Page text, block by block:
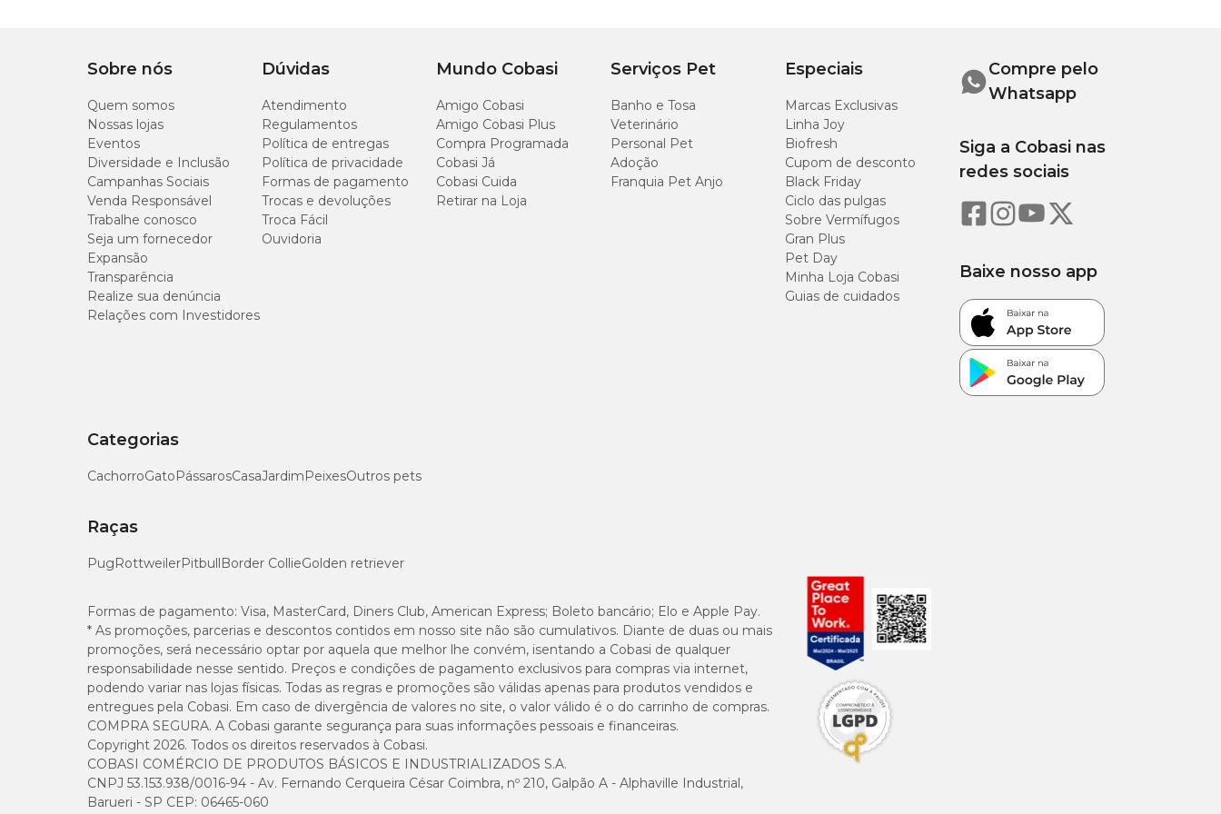
Tipo da guia Anti-impacto
Indicação Desenvolvida para acompanhar pets com muita disposição e energia.
Como escolher a guia ideal para o seu cachorro?
Selecionar a guia adequada faz toda a diferença para proporcionar passeios mais seguros e agradáveis. O modelo mais indicado deve levar em conta o porte
do pet, seu nível de energia e também o tipo de ambiente onde as caminhadas acontecem.
Escolha uma guia compatível com o porte
Antes de definir o modelo ideal, considere o tamanho e a força do seu cachorro. Cães maiores costumam exigir guias mais resistentes para garantir uma
condução segura, enquanto os de pequeno porte podem utilizar opções mais leves e confortáveis para o uso diário.
Priorize resistência e conforto
Além de segura, uma boa guia deve ser confortável para o uso frequente. Materiais duráveis e fechos de qualidade ajudam a aumentar a vida útil do
acessório, enquanto um acabamento bem elaborado contribui para passeios mais agradáveis e confiáveis.
Sobre nós
Quem somos
Nossas lojas
Eventos
Diversidade e Inclusão
Campanhas Sociais
Venda Responsável
Trabalhe conosco
Seja um fornecedor
Expansão
Transparência
Realize sua denúncia
Relações com Investidores
Dúvidas
Atendimento
Regulamentos
Política de entregas
Política de privacidade
Formas de pagamento
Trocas e devoluções
Troca Fácil
Ouvidoria
Mundo Cobasi
Amigo Cobasi
Amigo Cobasi Plus
Compra Programada
Cobasi Já
Cobasi Cuida
Retirar na Loja
Serviços Pet
Banho e Tosa
Veterinário
Personal Pet
Adoção
Franquia Pet Anjo
Especiais
Marcas Exclusivas
Linha Joy
Biofresh
Cupom de desconto
Black Friday
Ciclo das pulgas
Sobre Vermífugos
Gran Plus
Pet Day
Minha Loja Cobasi
Guias de cuidados
Categorias
CachorroGatoPássarosCasaJardimPeixesOutros pets
Raças
PugRottweilerPitbullBorder CollieGolden retriever
Compre pelo
Whatsapp
Siga a Cobasi nas
redes sociais
Baixe nosso app
Formas de pagamento: Visa, MasterCard, Diners Club, American Express; Boleto bancário; Elo e Apple Pay.
* As promoções, parcerias e descontos contidos em nosso site não são cumulativos. Diante de duas ou mais
promoções, será necessário optar por aquela que melhor lhe convém, isentando a Cobasi de qualquer
responsabilidade nesse sentido. Preços e condições de pagamento exclusivos para compras via internet,
podendo variar nas lojas físicas. Todas as regras e promoções são válidas apenas para produtos vendidos e
entregues pela Cobasi. Em caso de divergência de valores no site, o valor válido é o do carrinho de compras.
COMPRA SEGURA. A Cobasi garante segurança para suas informações pessoais e financeiras.
Copyright 2026. Todos os direitos reservados à Cobasi.
COBASI COMÉRCIO DE PRODUTOS BÁSICOS E INDUSTRIALIZADOS S.A.
CNPJ 53.153.938/0016-94 - Av. Fernando Cerqueira César Coimbra, nº 210, Galpão A - Alphaville Industrial,
Barueri - SP CEP: 06465-060